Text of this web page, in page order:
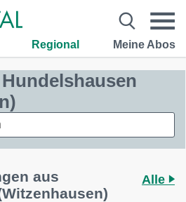
Regional Meine Abos
aus
Alle